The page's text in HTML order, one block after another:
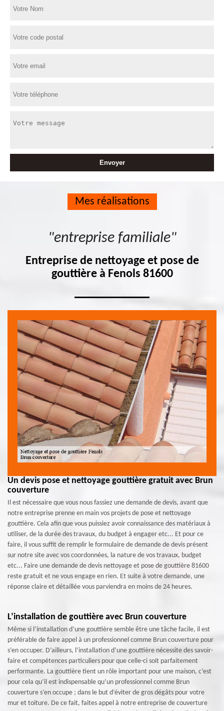
Mes réalisations
"entreprise familiale"
Entreprise de nettoyage et pose de
gouttière à Fenols 81600
Un devis pose et nettoyage gouttière gratuit avec Brun
couverture
Il est nécessaire que vous nous fassiez une demande de devis, avant que
notre entreprise prenne en main vos projets de pose et nettoyage
gouttière. Cela afin que vous puissiez avoir connaissance des matériaux à
utiliser, de la durée des travaux, du budget à engager etc... Et pour ce
faire, il vous suffit de remplir le formulaire de demande de devis présent
sur notre site avec vos coordonnées, la nature de vos travaux, budget
etc... Faire une demande de devis nettoyage et pose de gouttière 81600
reste gratuit et ne vous engage en rien. Et suite à votre demande, une
réponse claire et détaillée vous parviendra en moins de 24 heures.
L’installation de gouttière avec Brun couverture
Même si l’installation d’une gouttière semble être une tâche facile, il est
préférable de faire appel à un professionnel comme Brun couverture pour
s’en occuper. D’ailleurs, l’installation d’une gouttière nécessite des savoir-
faire et compétences particuliers pour que celle-ci soit parfaitement
performante. La gouttière tient un rôle important pour une maison, c’est
pour cela qu’il est indispensable qu’un professionnel comme Brun
couverture s’en occupe ; dans le but d’éviter de gros dégâts pour votre
mur et toiture. De ce fait, faites appel à notre entreprise de couverture